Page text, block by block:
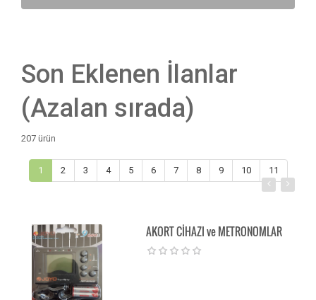
Son Eklenen İlanlar
(Azalan sırada)
207 ürün
1 2 3 4 5 6 7 8 9 10 11
AKORT CİHAZI ve METRONOMLAR